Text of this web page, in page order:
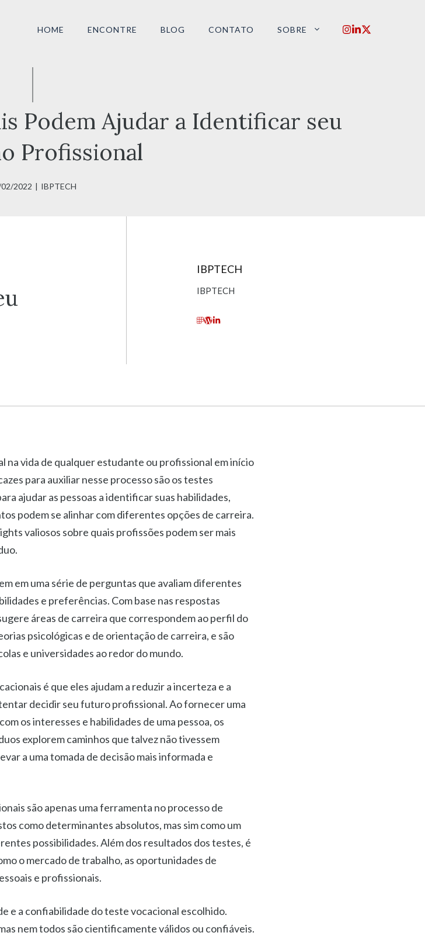
HOME ENCONTRE BLOG CONTATO SOBRE
Podem Ajudar a Identificar seu
Profissional
2022 | IBPTECH
IBPTECH
IBPTECH
na vida de qualquer estudante ou profissional em início
para auxiliar nesse processo são os testes
ajudar as pessoas a identificar suas habilidades,
podem se alinhar com diferentes opções de carreira.
valiosos sobre quais profissões podem ser mais
em uma série de perguntas que avaliam diferentes
e preferências. Com base nas respostas
áreas de carreira que correspondem ao perfil do
psicológicas e de orientação de carreira, e são
e universidades ao redor do mundo.
é que eles ajudam a reduzir a incerteza e a
decidir seu futuro profissional. Ao fornecer uma
os interesses e habilidades de uma pessoa, os
explorem caminhos que talvez não tivessem
a uma tomada de decisão mais informada e
são apenas uma ferramenta no processo de
como determinantes absolutos, mas sim como um
possibilidades. Além dos resultados dos testes, é
o mercado de trabalho, as oportunidades de
e profissionais.
e a confiabilidade do teste vocacional escolhido.
nem todos são cientificamente válidos ou confiáveis.